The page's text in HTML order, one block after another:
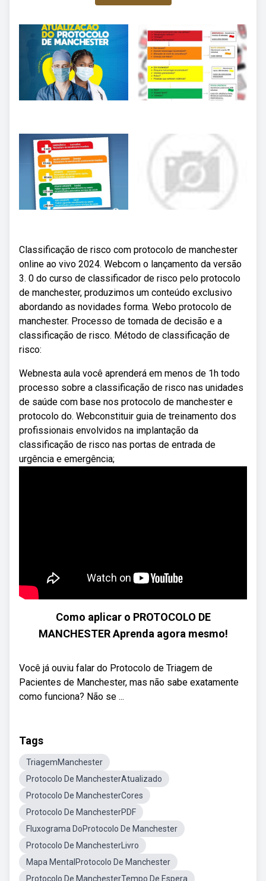
Classificação de risco com protocolo de manchester
online ao vivo 2024. Webcom o lançamento da versão
3. 0 do curso de classificador de risco pelo protocolo
de manchester, produzimos um conteúdo exclusivo
abordando as novidades forma. Webo protocolo de
manchester. Processo de tomada de decisão e a
classificação de risco. Método de classificação de
risco:
Webnesta aula você aprenderá em menos de 1h todo
processo sobre a classificação de risco nas unidades
de saúde com base nos protocolo de manchester e
protocolo do. Webconstituir guia de treinamento dos
profissionais envolvidos na implantação da
classificação de risco nas portas de entrada de
urgência e emergência;
Como aplicar o PROTOCOLO DE
MANCHESTER Aprenda agora mesmo!
Você já ouviu falar do Protocolo de Triagem de
Pacientes de Manchester, mas não sabe exatamente
como funciona? Não se ...
Tags
TriagemManchester
Protocolo De ManchesterAtualizado
Protocolo De ManchesterCores
Protocolo De ManchesterPDF
Fluxograma DoProtocolo De Manchester
Protocolo De ManchesterLivro
Mapa MentalProtocolo De Manchester
Protocolo De ManchesterTempo De Espera